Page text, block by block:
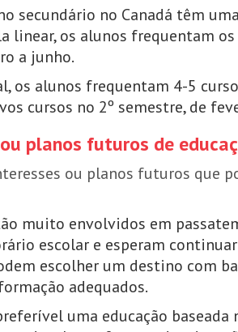
secundário no Canadá têm
linear, os alunos frequentam
a junho.
os alunos frequentam 4-5
cursos no 2º semestre, de
planos futuros de
ou planos futuros que
muito envolvidos em
escolar e esperam
escolher um destino com
adequados.
uma educação